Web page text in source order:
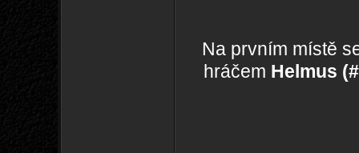
Na prvním místě
hráčem Helmus